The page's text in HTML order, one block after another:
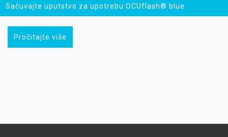
Sačuvajte uputstvo za upotrebu OCUflash® blue
Pročitajte više